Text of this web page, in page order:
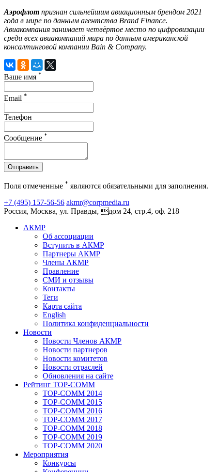
Аэрофлот признан сильнейшим авиационным брендом 2021
года в мире по данным агентства Brand Finance.
Авиакомпания занимает четвёртое место по цифровизации
среди всех авиакомпаний мира по данным американской
консалтинговой компании Bain & Company.
Ваше имя *
Email *
Телефон
Сообщение *
Отправить
Поля отмеченные * являются обязательными для заполнения.
+7 (495) 157-56-56 akmr@corpmedia.ru
Россия, Москва, ул. Правды, дом 24, стр.4, оф. 218
АКМР
Об ассоциации
Вступить в АКМР
Партнеры АКМР
Члены АКМР
Правление
СМИ и отзывы
Контакты
Теги
Карта сайта
English
Политика конфиденциальности
Новости
Новости Членов АКМР
Новости партнеров
Новости комитетов
Новости отраслей
Обновления на сайте
Рейтинг TOP-COMM
TOP-COMM 2014
TOP-COMM 2015
TOP-COMM 2016
TOP-COMM 2017
TOP-COMM 2018
TOP-COMM 2019
TOP-COMM 2020
Мероприятия
Конкурсы